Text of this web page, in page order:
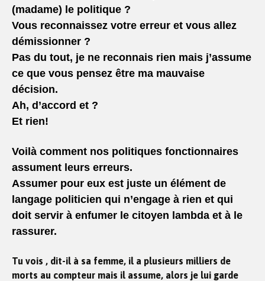
(madame) le politique ?
Vous reconnaissez votre erreur et vous allez
démissionner ?
Pas du tout, je ne reconnais rien mais j’assume
ce que vous pensez être ma mauvaise
décision.
Ah, d’accord et ?
Et rien!
Voilà comment nos politiques fonctionnaires
assument leurs erreurs.
Assumer pour eux est juste un élément de
langage politicien qui n’engage à rien et qui
doit servir à enfumer le citoyen lambda et à le
rassurer.
Tu vois , dit-il à sa femme, il a plusieurs milliers de
morts au compteur mais il assume, alors je lui garde